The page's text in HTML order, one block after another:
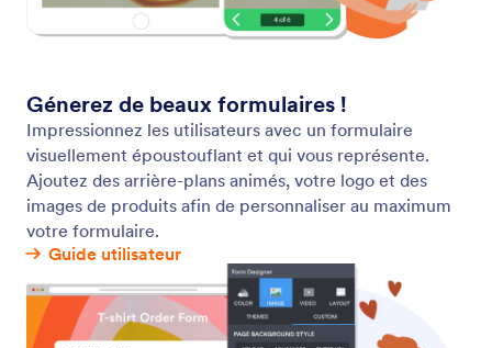
Logique conditionnelle
Rendez vos formulaires interactifs encore plus
interactifs grâce à la logique conditionnelle.
Configurez votre formulaire pour afficher ou
masquer certains champs de formulaire, envoyer
des emails à certains utilisateurs, afficher différents
messages de remerciement, etc., le tout en
fonction de la manière dont l'utilisateur remplit votre
formulaire.